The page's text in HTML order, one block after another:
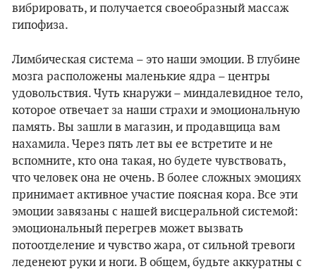
вибрировать, и получается своеобразный массаж
гипофиза.
Лимбическая система – это наши эмоции. В глубине
мозга расположены маленькие ядра – центры
удовольствия. Чуть кнаружи – миндалевидное тело,
которое отвечает за наши страхи и эмоциональную
память. Вы зашли в магазин, и продавщица вам
нахамила. Через пять лет вы ее встретите и не
вспомните, кто она такая, но будете чувствовать,
что человек она не очень. В более сложных эмоциях
принимает активное участие поясная кора. Все эти
эмоции завязаны с нашей висцеральной системой:
эмоциональный перегрев может вызвать
потоотделение и чувство жара, от сильной тревоги
леденеют руки и ноги. В общем, будьте аккуратны с